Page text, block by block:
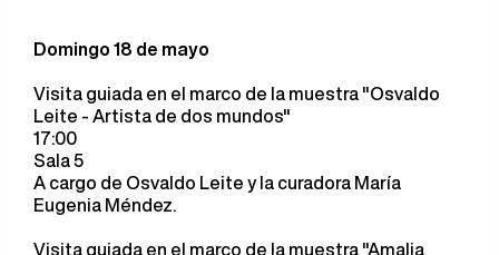
Domingo 18 de mayo
Visita guiada en el marco de la muestra "Osvaldo
Leite - Artista de dos mundos"
17:00
Sala 5
A cargo de Osvaldo Leite y la curadora María
Eugenia Méndez.
Visita guiada en el marco de la muestra "Amalia